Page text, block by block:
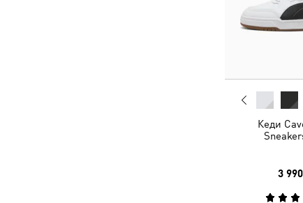
Кеди
3